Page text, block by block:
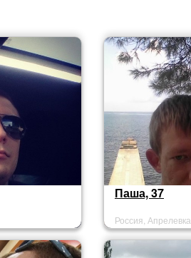
Паша, 37
Россия, Апрелевка